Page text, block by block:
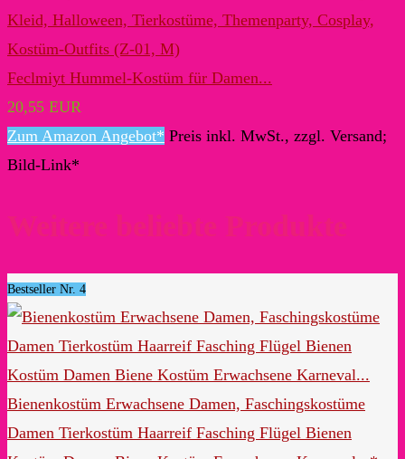
Feclmiyt Hummel-Kostüm für Damen...
20,55 EUR
Zum Amazon Angebot* Preis inkl. MwSt., zzgl. Versand;
Bild-Link*
Weitere beliebte Produkte
Bestseller Nr. 4
Bienenkostüm Erwachsene Damen, Faschingskostüme
Damen Tierkostüm Haarreif Fasching Flügel Bienen